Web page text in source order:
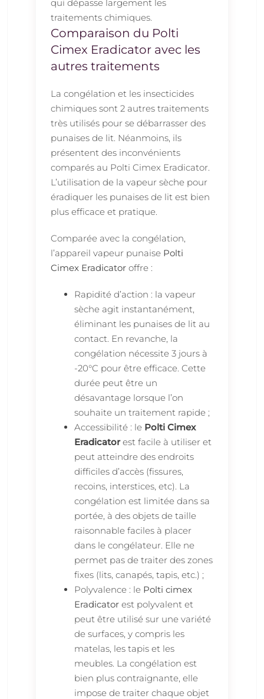
qui dépasse largement les
traitements chimiques.
Comparaison du Polti
Cimex Eradicator avec les
autres traitements
La congélation et les insecticides
chimiques sont 2 autres traitements
très utilisés pour se débarrasser des
punaises de lit. Néanmoins, ils
présentent des inconvénients
comparés au Polti Cimex Eradicator.
L’utilisation de la vapeur sèche pour
éradiquer les punaises de lit est bien
plus efficace et pratique.
Comparée avec la congélation,
l’appareil vapeur punaise Polti
Cimex Eradicatoroffre :
Rapidité d’action : la vapeur
sèche agit instantanément,
éliminant les punaises de lit au
contact. En revanche, la
congélation nécessite 3 jours à
-20°C pour être efficace. Cette
durée peut être un
désavantage lorsque l’on
souhaite un traitement rapide ;
Accessibilité : le Polti Cimex
Eradicatorest facile à utiliser et
peut atteindre des endroits
difficiles d’accès (fissures,
recoins, interstices, etc). La
congélation est limitée dans sa
portée, à des objets de taille
raisonnable faciles à placer
dans le congélateur. Elle ne
permet pas de traiter des zones
fixes (lits, canapés, tapis, etc.) ;
Polyvalence : le Polti cimex
Eradicatorest polyvalent et
peut être utilisé sur une variété
de surfaces, y compris les
matelas, les tapis et les
meubles. La congélation est
bien plus contraignante, elle
impose de traiter chaque objet